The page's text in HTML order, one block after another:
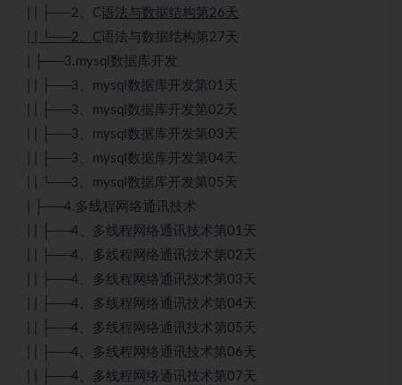
| | ├──2、C语法与数据结构第26天
| | └──2、C语法与数据结构第27天
| ├──3.mysql数据库开发
| | ├──3、mysql数据库开发第01天
| | ├──3、mysql数据库开发第02天
| | ├──3、mysql数据库开发第03天
| | ├──3、mysql数据库开发第04天
| | └──3、mysql数据库开发第05天
| ├──4.多线程网络通讯技术
| | ├──4、多线程网络通讯技术第01天
| | ├──4、多线程网络通讯技术第02天
| | ├──4、多线程网络通讯技术第03天
| | ├──4、多线程网络通讯技术第04天
| | ├──4、多线程网络通讯技术第05天
| | ├──4、多线程网络通讯技术第06天
| | ├──4、多线程网络通讯技术第07天